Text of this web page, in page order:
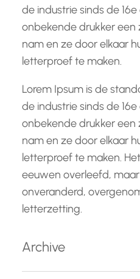
de industrie sinds de
onbekende drukker
nam en ze door elkaar
letterproef te maken.
Lorem Ipsum is de
de industrie sinds de
onbekende drukker
nam en ze door elkaar
letterproef te maken.
eeuwen overleefd,
onveranderd,
letterzetting.
Archive